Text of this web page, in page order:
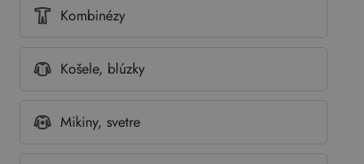
Kombinézy
Košele, blúzky
Mikiny, svetre